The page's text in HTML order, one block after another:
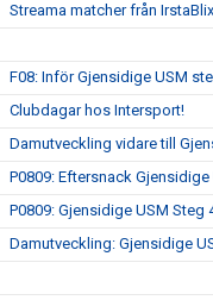
Streama matcher från
F08: Inför Gjensidige USM
Clubdagar hos Intersport!
Damutveckling vidare till
P0809: Eftersnack Gjensidige
P0809: Gjensidige USM Steg
Damutveckling: Gjensidige